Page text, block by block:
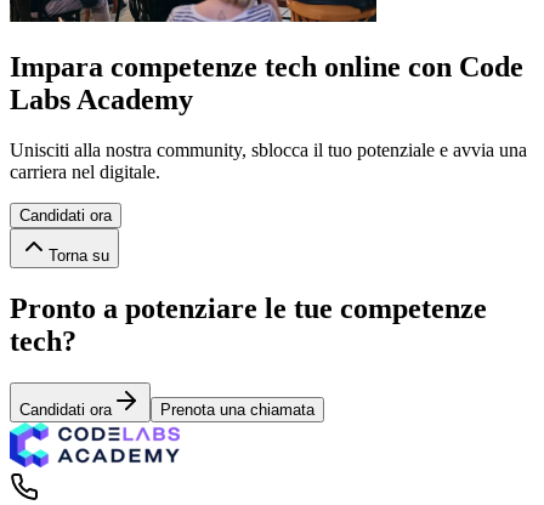
Impara competenze tech online con Code
Labs Academy
Unisciti alla nostra community, sblocca il tuo potenziale e avvia una
carriera nel digitale.
Candidati ora
Torna su
Pronto a potenziare le tue competenze
tech?
Candidati ora Prenota una chiamata